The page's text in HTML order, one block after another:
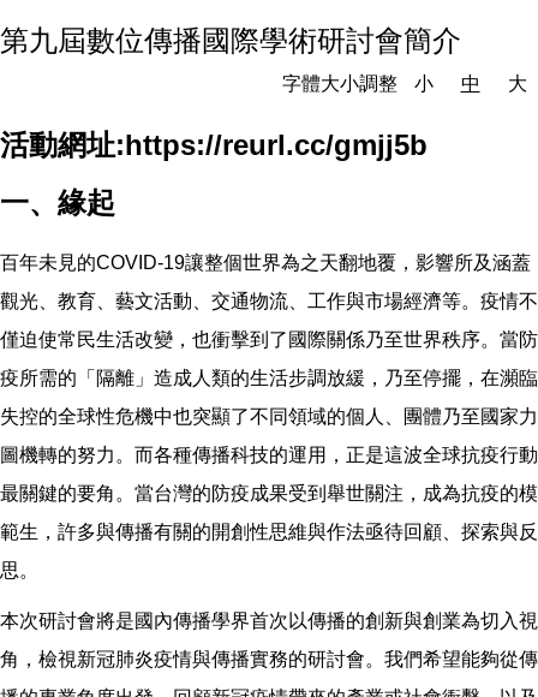
第九屆數位傳播國際學術研討會簡介
字體大小調整 小 中 大
活動網址:https://reurl.cc/gmjj5b
一、緣起
百年未見的COVID-19讓整個世界為之天翻地覆，影響所及涵蓋
觀光、教育、藝文活動、交通物流、工作與市場經濟等。疫情不
僅迫使常民生活改變，也衝擊到了國際關係乃至世界秩序。當防
疫所需的「隔離」造成人類的生活步調放緩，乃至停擺，在瀕臨
失控的全球性危機中也突顯了不同領域的個人、團體乃至國家力
圖機轉的努力。而各種傳播科技的運用，正是這波全球抗疫行動
最關鍵的要角。當台灣的防疫成果受到舉世關注，成為抗疫的模
範生，許多與傳播有關的開創性思維與作法亟待回顧、探索與反
思。
本次研討會將是國內傳播學界首次以傳播的創新與創業為切入視
角，檢視新冠肺炎疫情與傳播實務的研討會。我們希望能夠從傳